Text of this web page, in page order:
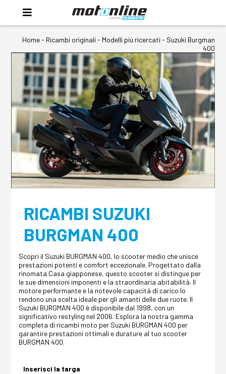
Home- Ricambi originali - Modelli più ricercati - Suzuki Burgman
400
RICAMBI SUZUKI
BURGMAN 400
Scopri il Suzuki BURGMAN 400, lo scooter medio che unisce
prestazioni potenti e comfort eccezionale. Progettato dalla
rinomata Casa giapponese, questo scooter si distingue per
le sue dimensioni imponenti e la straordinaria abitabilità. Il
motore performante e la notevole capacità di carico lo
rendono una scelta ideale per gli amanti delle due ruote. Il
Suzuki BURGMAN 400 è disponibile dal 1998, con un
significativo restyling nel 2006. Esplora la nostra gamma
completa di ricambi moto per Suzuki BURGMAN 400 per
garantire prestazioni ottimali e durature al tuo scooter
BURGMAN 400.
Inserisci la targa